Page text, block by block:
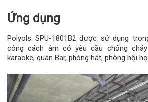
Ứng dụng
Polyols SPU-1801B2được sử dụng
công cách âm có yêu cầu chống
karaoke, quán Bar, phòng hát, phòng hội